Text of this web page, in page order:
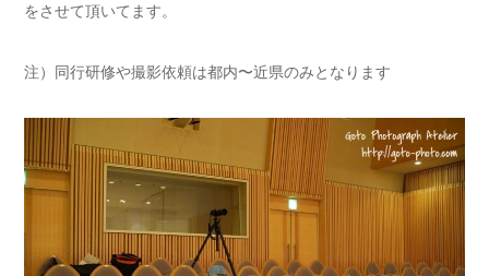
をさせて頂いてます。
注）同行研修や撮影依頼は都内〜近県のみとなります